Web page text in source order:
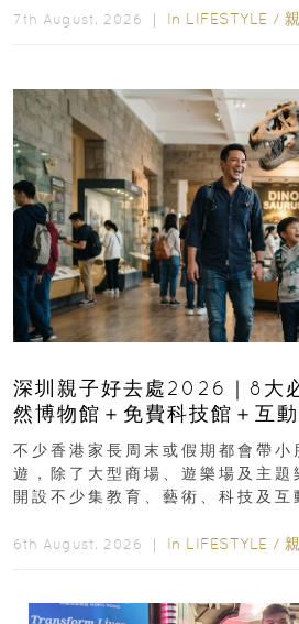
7th August, 2026 ｜ In LIFESTYLE /
深圳親子好去處2026｜8大
然博物館＋免費科技館＋互
齡、交通、門票、開放時間
不少香港家長周末或假期都會帶小
遊，除了大型商場、遊樂場及主題
開設不少集教育、藝術、科技及互
6th August, 2026 ｜ In LIFESTYLE /